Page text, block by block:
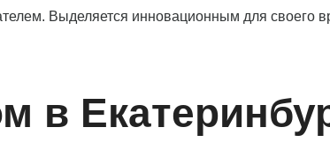
Выделяется инновационным для своего
в